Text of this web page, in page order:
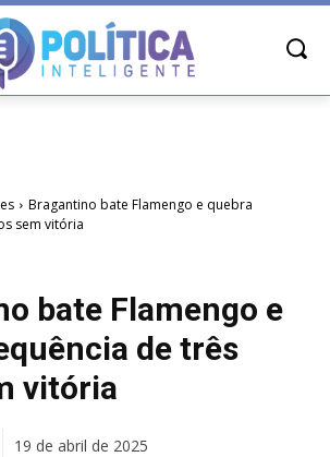
Bragantino bate Flamengo e quebra
sem vitória
bate Flamengo e
de três
vitória
19 de abril de 2025